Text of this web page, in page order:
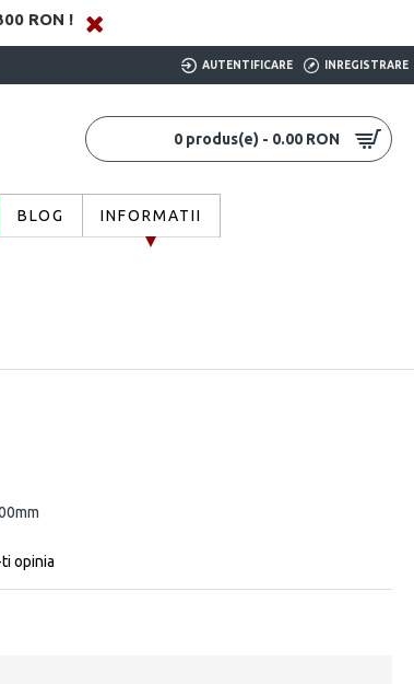
RON !
AUTENTIFICARE INREGISTRARE
0 produs(e) - 0.00 RON
BLOG INFORMATII
opinia